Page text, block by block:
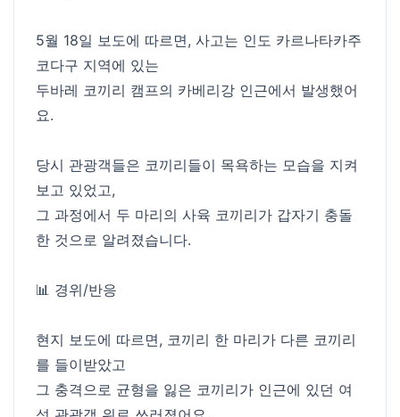
5월 18일 보도에 따르면, 사고는 인도 카르나타카주
코다구 지역에 있는
두바레 코끼리 캠프의 카베리강 인근에서 발생했어
요.
당시 관광객들은 코끼리들이 목욕하는 모습을 지켜
보고 있었고,
그 과정에서 두 마리의 사육 코끼리가 갑자기 충돌
한 것으로 알려졌습니다.
📊 경위/반응
현지 보도에 따르면, 코끼리 한 마리가 다른 코끼리
를 들이받았고
그 충격으로 균형을 잃은 코끼리가 인근에 있던 여